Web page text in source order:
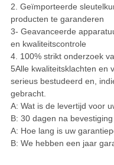
2. Geïmporteerde
producten te garanderen
3- Geavanceerde
en kwaliteitscontrole
4. 100% strikt onderzoek
5Alle kwaliteitsklachten en
serieus bestudeerd en,
gebracht.
A: Wat is de levertijd voor
B: 30 dagen na
A: Hoe lang is uw
B: We hebben een jaar